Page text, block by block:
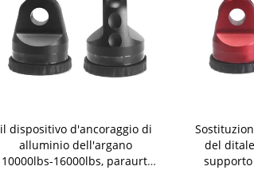
il dispositivo d'ancoraggio di
alluminio dell'argano
10000lbs-16000lbs, paraurti
del